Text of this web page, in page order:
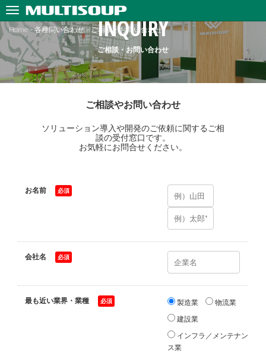
INQUIRY
ご相談・お問い合わせ
Home>各種問い合わせ>ご相談・お問い合わせ
ご相談やお問い合わせ
ソリューション導入や開発のご依頼に関するご相
談の受付窓口です。
お気軽にお問合せください。
お名前
会社名
最も近い業界・業種 製造業
物流業
建設業
インフラ／メンテナン
ス業